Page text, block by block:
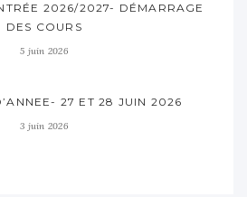
2026/2027- DÉMARRAGE
DES COURS
5 juin 2026
27 ET 28 JUIN 2026
3 juin 2026